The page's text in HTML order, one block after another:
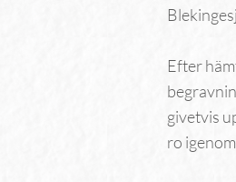
Efter
givetvis
ro